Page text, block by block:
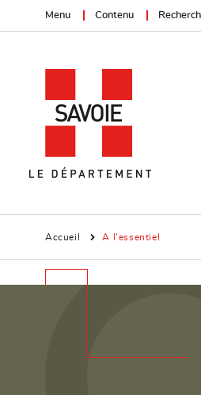
Menu Contenu
Accueil A l'essentiel